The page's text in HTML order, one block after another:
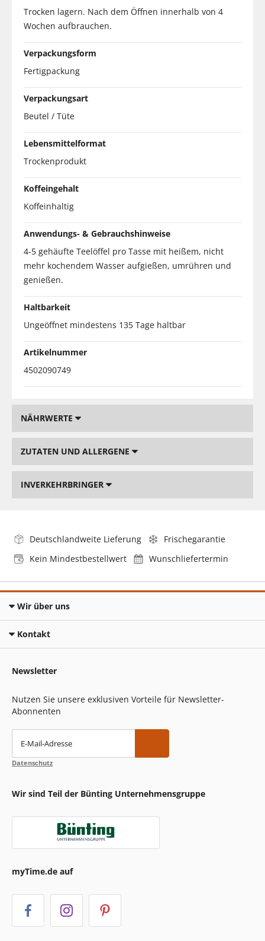
Trocken lagern. Nach dem Öffnen innerhalb von 4
Wochen aufbrauchen.
Verpackungsform
Fertigpackung
Verpackungsart
Beutel / Tüte
Lebensmittelformat
Trockenprodukt
Koffeingehalt
Koffeinhaltig
Anwendungs- & Gebrauchshinweise
4-5 gehäufte Teelöffel pro Tasse mit heißem, nicht
mehr kochendem Wasser aufgießen, umrühren und
genießen.
Haltbarkeit
Ungeöffnet mindestens 135 Tage haltbar
Artikelnummer
4502090749
NÄHRWERTE
ZUTATEN UND ALLERGENE
INVERKEHRBRINGER
Deutschlandweite Lieferung
Frischegarantie
Kein Mindestbestellwert
Wunschliefertermin
Wir über uns
Kontakt
Newsletter
Nutzen Sie unsere exklusiven Vorteile für Newsletter-
Abonnenten
E-Mail-Adresse
Datenschutz
Wir sind Teil der Bünting Unternehmensgruppe
myTime.de auf